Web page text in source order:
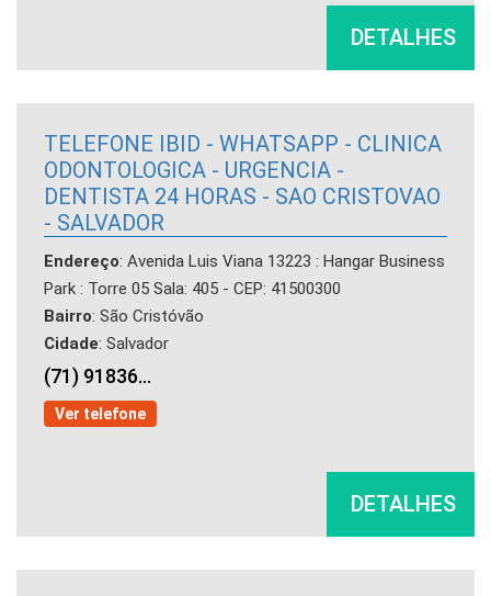
DETALHES
TELEFONE IBID - WHATSAPP - CLINICA
ODONTOLOGICA - URGENCIA -
DENTISTA 24 HORAS - SAO CRISTOVAO
- SALVADOR
Endereço: Avenida Luis Viana 13223 : Hangar Business
Park : Torre 05 Sala: 405 - CEP: 41500300
Bairro: São Cristóvão
Cidade: Salvador
(71) 91836...
Ver telefone
DETALHES